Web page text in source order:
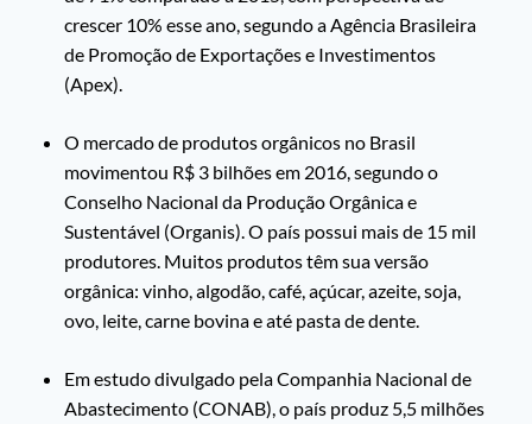
crescer 10% esse ano, segundo a Agência Brasileira
de Promoção de Exportações e Investimentos
(Apex).
O mercado de produtos orgânicos no Brasil
movimentou R$ 3 bilhões em 2016, segundo o
Conselho Nacional da Produção Orgânica e
Sustentável (Organis). O país possui mais de 15 mil
produtores. Muitos produtos têm sua versão
orgânica: vinho, algodão, café, açúcar, azeite, soja,
ovo, leite, carne bovina e até pasta de dente.
Em estudo divulgado pela Companhia Nacional de
Abastecimento (CONAB), o país produz 5,5 milhões